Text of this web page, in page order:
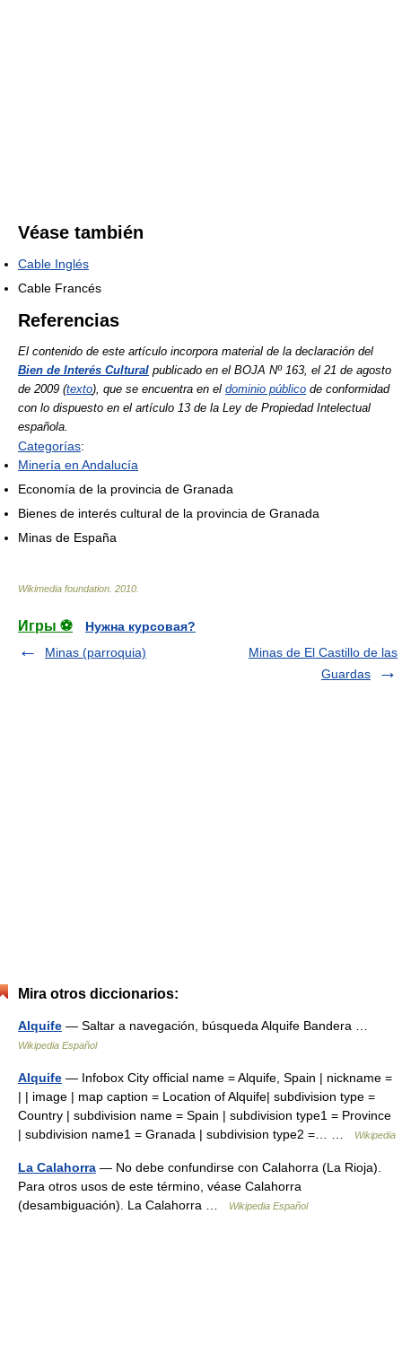
Véase también
Cable Inglés
Cable Francés
Referencias
El contenido de este artículo incorpora material de la declaración del
Bien de Interés Cultural publicado en el BOJA Nº 163, el 21 de agosto
de 2009 (texto), que se encuentra en el dominio público de conformidad
con lo dispuesto en el artículo 13 de la Ley de Propiedad Intelectual
española.
Categorías:
Minería en Andalucía
Economía de la provincia de Granada
Bienes de interés cultural de la provincia de Granada
Minas de España
Wikimedia foundation 2010
Игры ⚽
Нужна курсовая?
Minas (parroquia)
Minas de El Castillo de las
Guardas
Mira otros diccionarios:
Alquife — Saltar a navegación, búsqueda Alquife Bandera …
Wikipedia Español
Alquife — Infobox City official name = Alquife, Spain | nickname =
| | image | map caption = Location of Alquife| subdivision type =
Country | subdivision name = Spain | subdivision type1 = Province
| subdivision name1 = Granada | subdivision type2 =… …
Wikipedia
La Calahorra — No debe confundirse con Calahorra (La Rioja).
Para otros usos de este término, véase Calahorra
(desambiguación). La Calahorra …
Wikipedia Español